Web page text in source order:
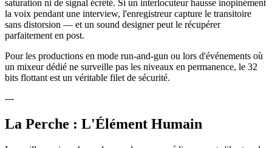
saturation ni de signal écrêté. Si un interlocuteur hausse inopinément
la voix pendant une interview, l'enregistreur capture le transitoire
sans distorsion — et un sound designer peut le récupérer
parfaitement en post.
Pour les productions en mode run-and-gun ou lors d'événements où
un mixeur dédié ne surveille pas les niveaux en permanence, le 32
bits flottant est un véritable filet de sécurité.
---
La Perche : L'Élément Humain